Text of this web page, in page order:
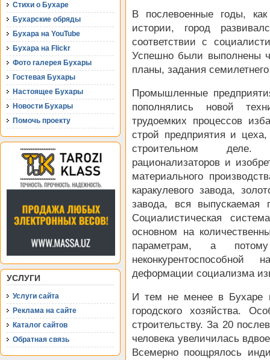
Стихи о Бухаре
Бухарские обряды
Бухара на YouTube
Бухара на Flickr
Фото галерея Бухары
Гостевая Бухары
Настоящее Бухары
Новости Бухары
Помочь проекту
УСЛУГИ
Услуги сайта
Реклама на сайте
Каталог сайтов
Обратная связь
В послевоенные годы,
истории, город
соответствии с
Успешно были выполнены
планы, задания
Промышленные
пополнялись новой
трудоемких процессов
строй предприятия и
строительном деле.
рационализаторов и
материального
каракулевого завода,
завода, вся выпускаемая
Социалистическая
основном на
параметрам, а
деформации социализма
И тем не менее в Бухаре
городского хозяйства.
строительству. За 20
человека увеличилась
Всемерно поощрялось